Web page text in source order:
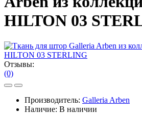
HILTON 03
Отзывы:
(0)
Производитель: Galleria Arben
Наличие: В наличии